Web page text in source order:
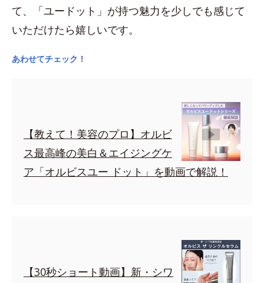
て、「ユードット」が持つ魅力を少しでも感じて
いただけたら嬉しいです。
あわせてチェック！
【教えて！美容のプロ】オルビ
ス最高峰の美白＆エイジングケ
ア「オルビスユー ドット」を動画で解説！
【30秒ショート動画】新・シワ